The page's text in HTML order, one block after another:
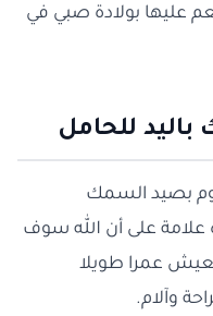
عليها بولادة صبي في
للحامل
بصيد السمك
علامة على أن الله سوف
عمرا طويلا
وآلام.